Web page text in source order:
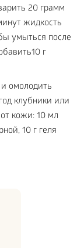
20 грамм
жидкость
умыться после
г
омолодить
клубники или
кожи: 10 мл
10 г геля